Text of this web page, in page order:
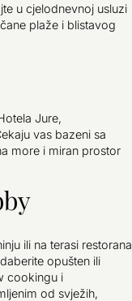
u cjelodnevnoj usluzi
plaže i blistavog
Jure,
vas bazeni sa
more i miran prostor
ili na terasi restorana
opušten ili
cookingu i
od svježih,